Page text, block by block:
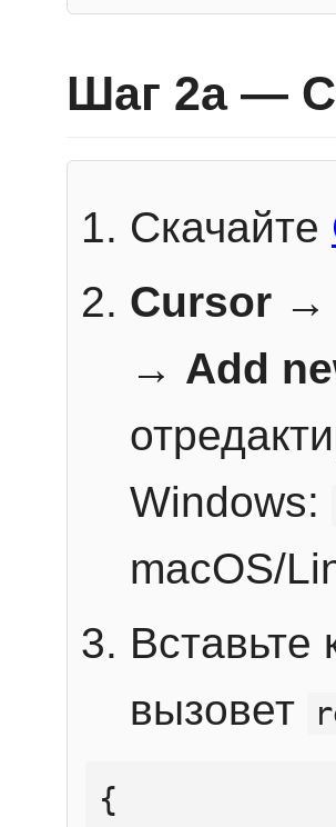
Шаг 2a —
Скачайте
Cursor →
→ Add
Windows:
macOS/
Вставьте
вызовет
{